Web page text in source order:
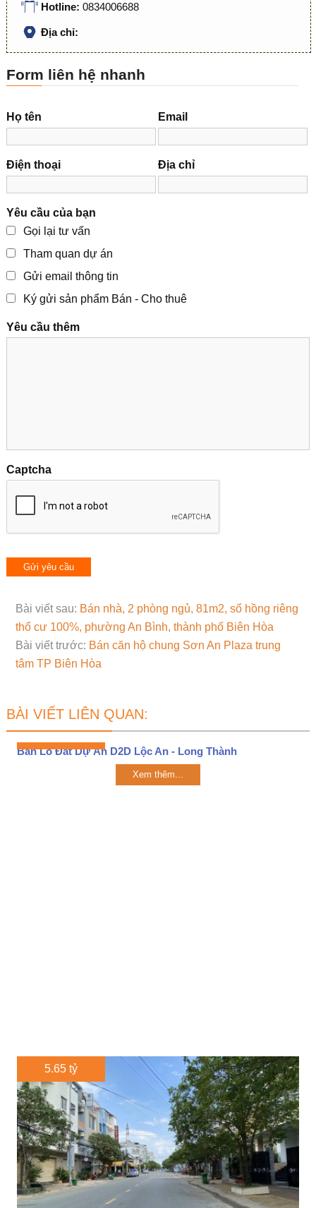
Hotline: 0834006688
Địa chỉ:
Form liên hệ nhanh
Họ tên Email
Điện thoại Địa chỉ
Yêu cầu của bạn
Gọi lại tư vấn
Tham quan dự án
Gửi email thông tin
Ký gửi sản phẩm Bán - Cho thuê
Yêu cầu thêm
Captcha
Bài viết sau: Bán nhà, 2 phòng ngủ, 81m2, sổ hồng riêng
thổ cư 100%, phường An Bình, thành phố Biên Hòa
Bài viết trước: Bán căn hộ chung Sơn An Plaza trung
tâm TP Biên Hòa
BÀI VIẾT LIÊN QUAN:
Bán Lô Đất Dự Án D2D Lộc An - Long Thành
Xem thêm...
5.65 tỷ